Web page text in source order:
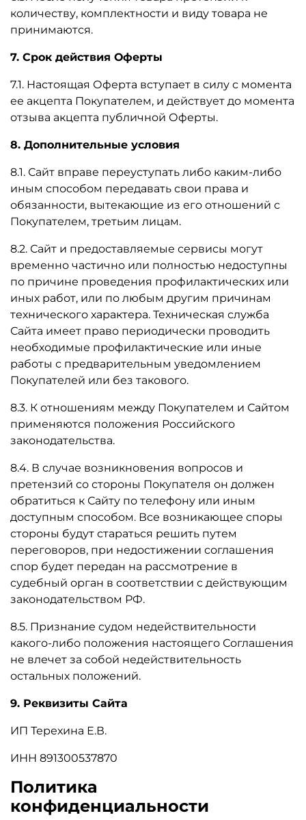
количеству, комплектности и виду товара не
принимаются.
7. Срок действия Оферты
7.1. Настоящая Оферта вступает в силу с момента
ее акцепта Покупателем, и действует до момента
отзыва акцепта публичной Оферты.
8. Дополнительные условия
8.1. Сайт вправе переуступать либо каким-либо
иным способом передавать свои права и
обязанности, вытекающие из его отношений с
Покупателем, третьим лицам.
8.2. Сайт и предоставляемые сервисы могут
временно частично или полностью недоступны
по причине проведения профилактических или
иных работ, или по любым другим причинам
технического характера. Техническая служба
Сайта имеет право периодически проводить
необходимые профилактические или иные
работы с предварительным уведомлением
Покупателей или без такового.
8.3. К отношениям между Покупателем и Сайтом
применяются положения Российского
законодательства.
8.4. В случае возникновения вопросов и
претензий со стороны Покупателя он должен
обратиться к Сайту по телефону или иным
доступным способом. Все возникающее споры
стороны будут стараться решить путем
переговоров, при недостижении соглашения
спор будет передан на рассмотрение в
судебный орган в соответствии с действующим
законодательством РФ.
8.5. Признание судом недействительности
какого-либо положения настоящего Соглашения
не влечет за собой недействительность
остальных положений.
9. Реквизиты Сайта
ИП Терехина Е.В.
ИНН 891300537870
Политика
конфиденциальности